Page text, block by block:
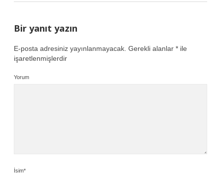
Bir yanıt yazın
E-posta adresiniz yayınlanmayacak. Gerekli alanlar * ile
işaretlenmişlerdir
Yorum
İsim*